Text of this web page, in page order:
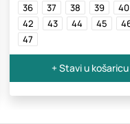
36 37 38 39
40
42
43 44 45
47
+ Stavi u košaricu